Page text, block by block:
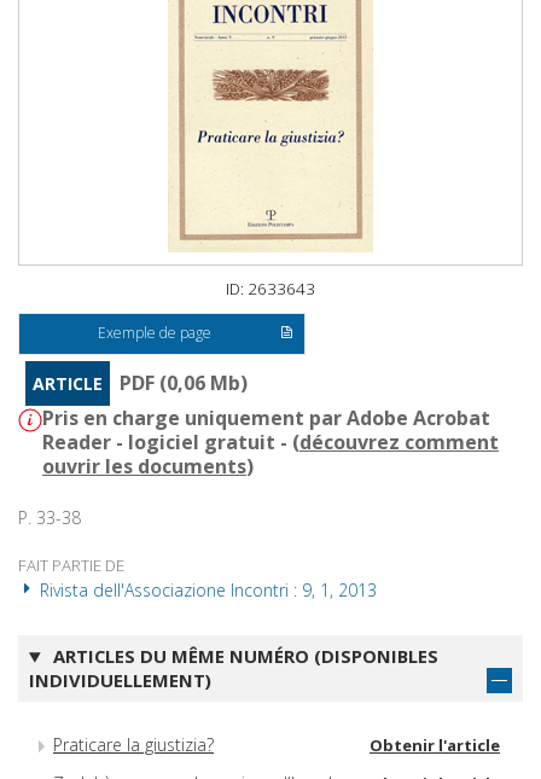
ID: 2633643
Exemple de page
ARTICLE
PDF (0,06 Mb)
Pris en charge uniquement par Adobe Acrobat
Reader - logiciel gratuit - (découvrez comment
ouvrir les documents)
P. 33-38
FAIT PARTIE DE
Rivista dell'Associazione Incontri : 9, 1, 2013
ARTICLES DU MÊME NUMÉRO (DISPONIBLES
INDIVIDUELLEMENT)
Praticare la giustizia? Obtenir l'article